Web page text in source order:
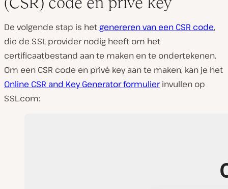
De volgende stap is hetgenereren van een CSR code,
die de SSL provider nodig heeft om het
certificaatbestand aan te maken en te ondertekenen.
Om een CSR code en privé key aan te maken, kan je het
Online CSR and Key Generator formulierinvullen op
SSL.com: